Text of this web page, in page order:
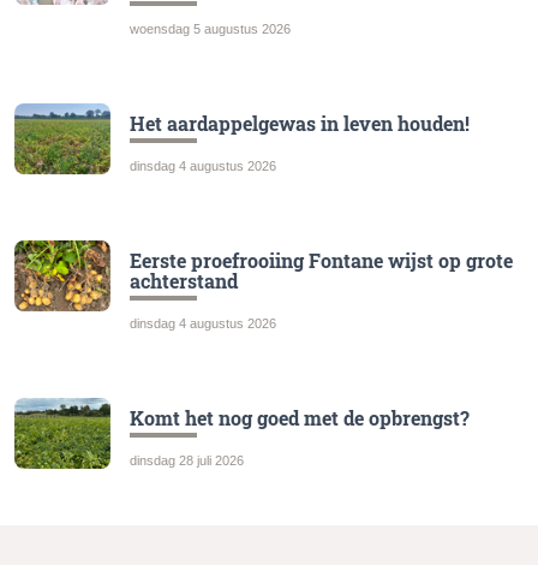
woensdag 5 augustus 2026
Het aardappelgewas in leven houden!
dinsdag 4 augustus 2026
Eerste proefrooiing Fontane wijst op grote
achterstand
dinsdag 4 augustus 2026
Komt het nog goed met de opbrengst?
dinsdag 28 juli 2026